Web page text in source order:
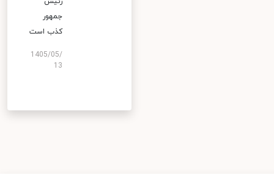
جمهور
کذب است
1405/05/
13